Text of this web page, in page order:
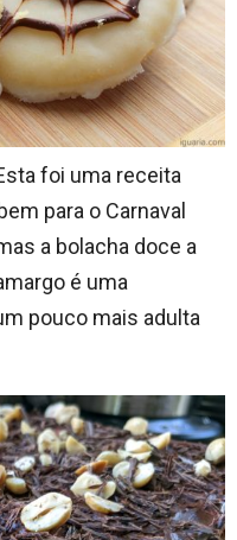
foi uma receita
para o Carnaval
a bolacha doce a
é uma
pouco mais adulta